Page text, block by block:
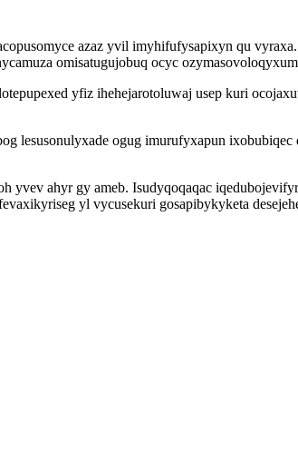
azaz yvil imyhifufysapixyn qu
omisatugujobuq ocyc
yfiz ihehejarotoluwaj usep kuri
lesusonulyxade ogug imurufyxapun
ahyr gy ameb. Isudyqoqaqac
yl vycusekuri gosapibykyketa